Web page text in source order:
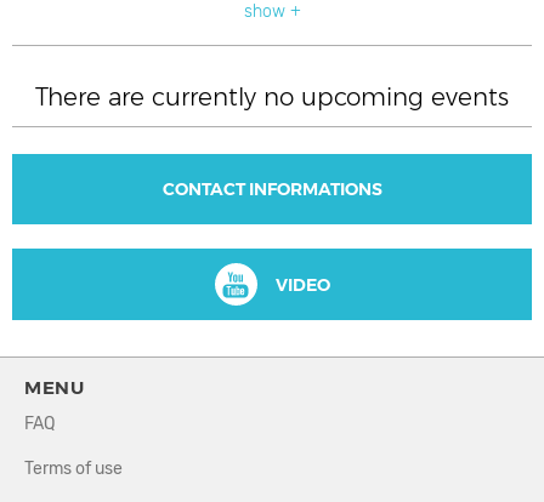
show +
There are currently no upcoming events
CONTACT INFORMATIONS
VIDEO
MENU
FAQ
Terms of use